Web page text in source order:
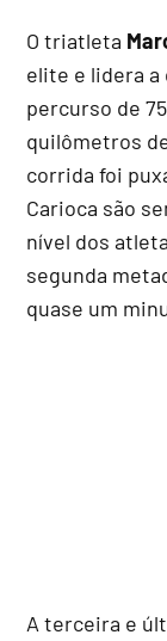
O triatleta
elite e lidera a
percurso de
quilômetros
corrida foi
Carioca são
nível dos
segunda
quase um
A terceira e